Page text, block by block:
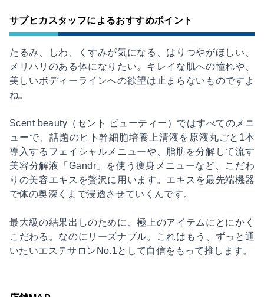
サブヒカスタッフによるおすすめポイント
たるみ、しわ、くすみが気になる、はりつやがほしい、
メリハリのある体になりたい。キレイな肌への憧れや、
美しいボディーラインへの欲望は止まらないものですよ
ね。
Scent beauty（セント ビューティー）ではすべてのメニ
ューで、話題のヒト幹細胞培養上清液を原液丸ごと1本
導入するフェイシャルメニューや、脂肪を分解して流す
美容分解液「Gandr」を使う痩身メニューなど、こだわ
りの美容エキスを贅沢に用います。エキスを最先端機器
で体の奥深くまで浸透させていくんです。
最大級の結果出しのために、極上のアイテムにとにかく
こだわる。なのにリーズナブル。これはもう、ずっと通
いたいエステサロンNo.1として自信をもって推します。